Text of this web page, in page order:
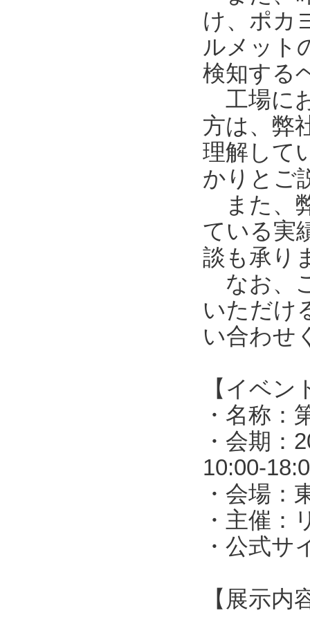
け、ポカ
ルメット
検知する
工場に
方は、弊
理解して
かりとご
また、
ている実
談も承り
なお、
いただけ
い合わせ
【イベン
・名称：
・会期：
10:00-
・会場：
・主催
・公式サ
【展示内